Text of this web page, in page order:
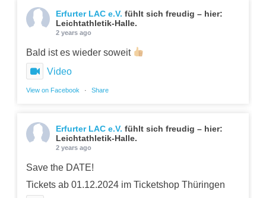
Erfurter LAC e.V. fühlt sich freudig – hier:
Leichtathletik-Halle.
2 years ago
Bald ist es wieder soweit
Video
View on Facebook · Share
Erfurter LAC e.V. fühlt sich freudig – hier:
Leichtathletik-Halle.
2 years ago
Save the DATE!
Tickets ab 01.12.2024 im Ticketshop Thüringen